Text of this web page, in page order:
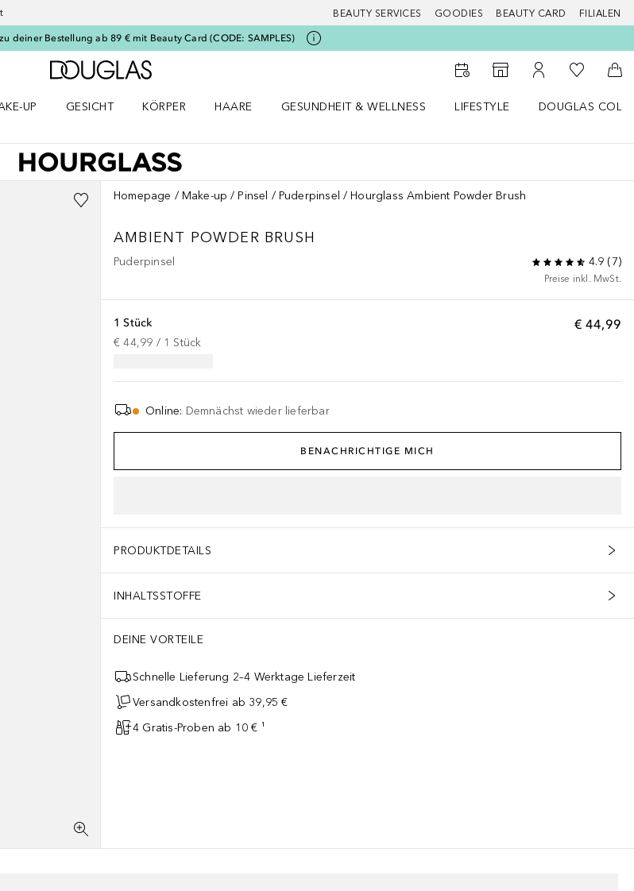
BEAUTY SERVICES GOODIES BEAUTY CARD FILIALEN
deiner Bestellung ab 89 € mit Beauty Card (CODE: SAMPLES)
Zur Douglas Startseite
Zum Storefinder
Zu Meinem
Zu Meiner
UP
GESICHT
KÖRPER
HAARE
GESUNDHEIT & WELLNESS
LIFESTYLE
DOUGLAS
Homepage Make-up Pinsel Puderpinsel Hourglass Ambient Powder Brush
AMBIENT POWDER BRUSH
Puderpinsel 4.9 (7)
Preise inkl. MwSt.
€ 44,99
1 Stück
€ 44,99 / 1 Stück
Online: Demnächst wieder lieferbar
BENACHRICHTIGE MICH
PRODUKTDETAILS
INHALTSSTOFFE
DEINE VORTEILE
Schnelle Lieferung 2–4 Werktage Lieferzeit
Versandkostenfrei ab 39,95 €
4 Gratis-Proben ab 10 € ¹